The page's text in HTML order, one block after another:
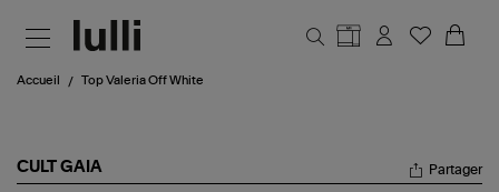
Accueil Top Valeria Off White
CULT GAIA Partager